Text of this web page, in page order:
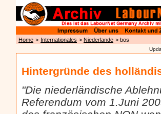
Home > Internationales > Niederlande > bos
Hintergründe des
"Die niederländische
Referendum vom 1.Juni